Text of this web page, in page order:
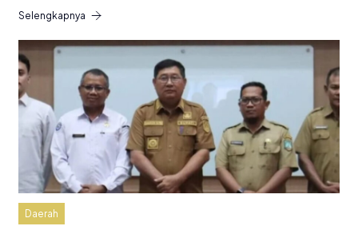
Selengkapnya
Daerah